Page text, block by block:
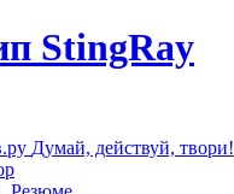
Думай, действуй, твори!